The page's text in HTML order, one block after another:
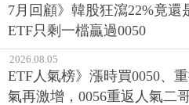
7月回顧》韓股狂瀉22%竟
ETF只剩一檔贏過0050
2026.08.05
ETF人氣榜》漲時買0050、
氣再激增，0056重返人氣二